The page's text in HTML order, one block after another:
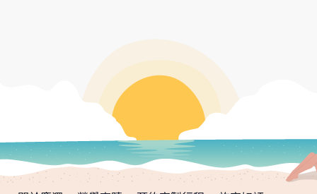
為提供精確的服務，我們會將收集的問卷調查內容進行統計與
分析，分析結果之統計數據或說明文字呈現，除供內部研究
外，我們會視需要公佈統計數據及說明文字，但不涉及特定個
除非取得您的同意或其他法令之特別規定，本網站絕不會將您
的個人資料揭露予第三人或使用於蒐集目的以外之其他用途。
在您於本網站註冊帳號、使用本網站相關產品、服務、活動或